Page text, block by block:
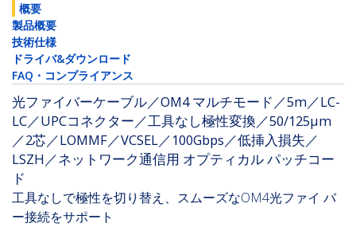
概要
製品概要
技術仕様
ドライバ&ダウンロード
FAQ・コンプライアンス
光ファイバーケーブル／OM4 マルチモード／5m／LC-
LC／UPCコネクター／工具なし極性変換／50/125μm
／2芯／LOMMF／VCSEL／100Gbps／低挿入損失／
LSZH／ネットワーク通信用 オプティカル パッチコー
ド
工具なしで極性を切り替え、スムーズなOM4光ファイ バ
ー接続をサポート